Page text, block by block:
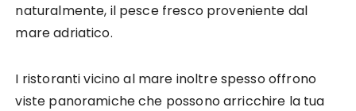
naturalmente, il pesce fresco proveniente dal
mare adriatico.
I ristoranti vicino al mare inoltre spesso offrono
viste panoramiche che possono arricchire la tua